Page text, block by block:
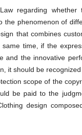
regarding
phenomenon of
that combines
time, if the
and the innovative
it should be
scope of the
be paid to the
design